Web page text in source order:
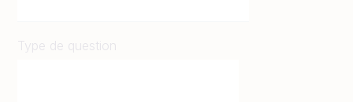
Type de question